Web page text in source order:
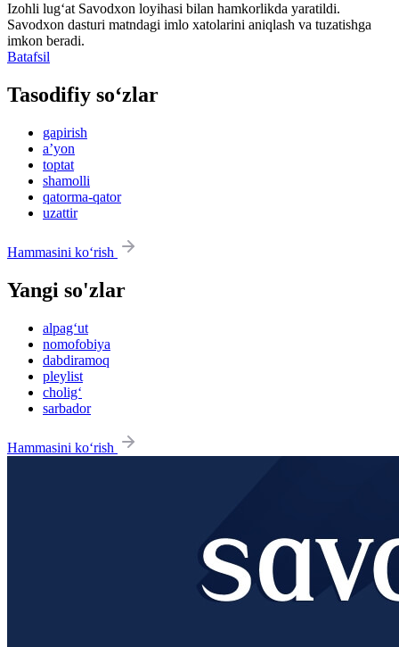
Izohli lugʻat Savodxon loyihasi bilan hamkorlikda yaratildi.
Savodxon dasturi matndagi imlo xatolarini aniqlash va tuzatishga
imkon beradi.
Batafsil
Tasodifiy so‘zlar
gapirish
aʼyon
toptat
shamolli
qatorma-qator
uzattir
Hammasini ko‘rish
Yangi so'zlar
alpag‘ut
nomofobiya
dabdiramoq
pleylist
cholig‘
sarbador
Hammasini ko‘rish